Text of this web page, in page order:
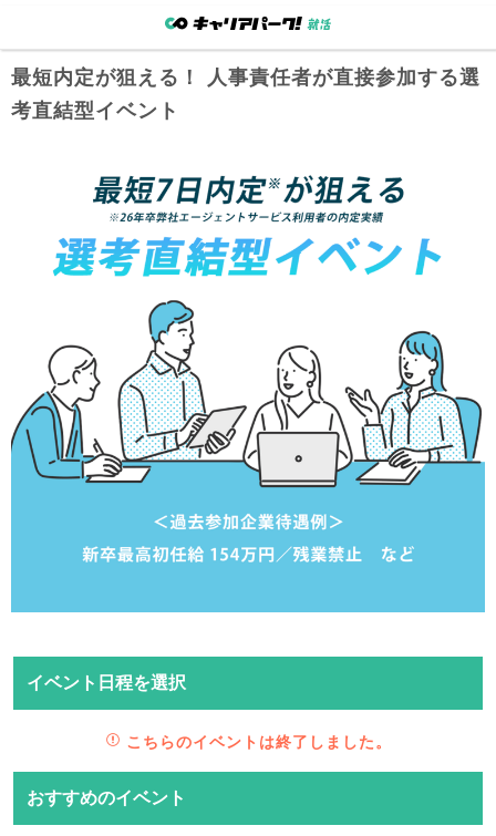
最短内定が狙える！ 人事責任者が直接参加する選
考直結型イベント
イベント日程を選択
こちらのイベントは終了しました。
おすすめのイベント